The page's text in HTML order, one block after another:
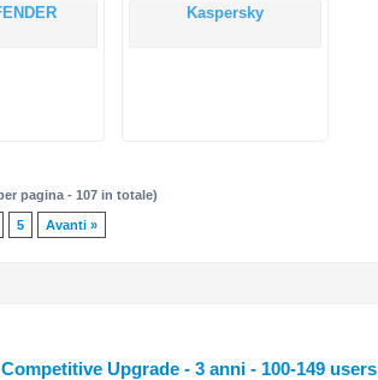
Hai perso la password?Kaspersky
pagina - 107 in totale)
5 Avanti »
Upgrade - 3 anni - 100-149 users